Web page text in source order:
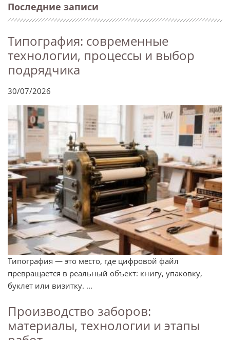
Последние записи
Типография: современные
технологии, процессы и выбор
подрядчика
30/07/2026
Типография — это место, где цифровой файл
превращается в реальный объект: книгу, упаковку,
буклет или визитку. ...
Производство заборов:
материалы, технологии и этапы